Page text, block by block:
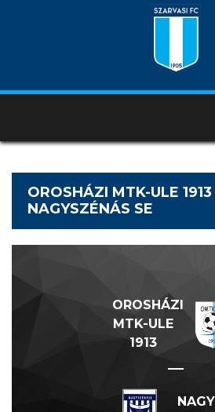
OROSHÁZI MTK-ULE
NAGYSZÉNÁS SE
OROSHÁZI
MTK-ULE
1913
—